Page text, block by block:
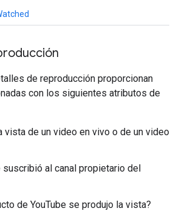
de reproducción proporcionan
con los siguientes atributos de
vista de un video en vivo o de un video
suscribió al canal propietario del
de YouTube se produjo la vista?